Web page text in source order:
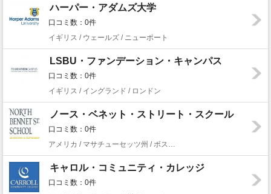
ハーパー・アダムズ大学
口コミ数：0件
イギリス / ウェールズ / ニューポート
LSBU・ファンデーション・キャンパス
口コミ数：0件
イギリス / イングランド / ロンドン
ノース・ベネット・ストリート・スクール
口コミ数：0件
キャロル・コミュニティ・カレッジ
口コミ数：0件